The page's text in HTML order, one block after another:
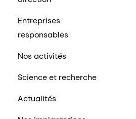
Entreprises
responsables
Nos activités
Science et recherche
Actualités